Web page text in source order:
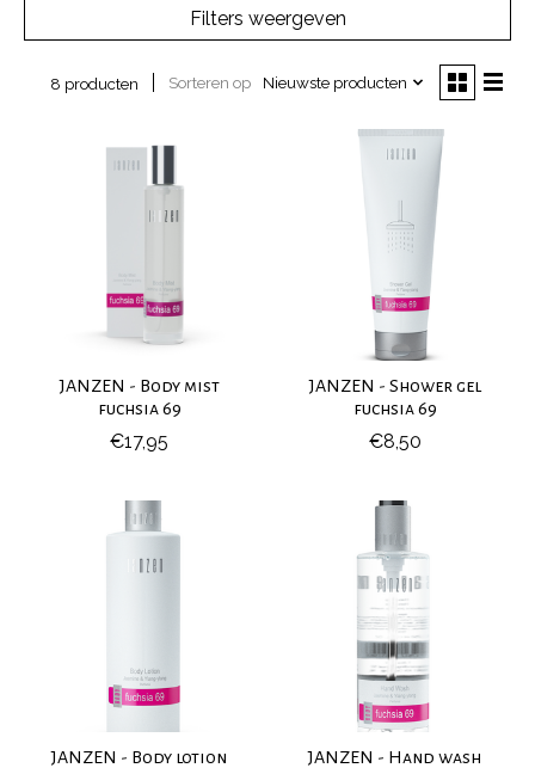
Filters weergeven
8 producten Sorteren op Nieuwste producten
JANZEN - Body mist
fuchsia 69
€17,95
JANZEN - Shower gel
fuchsia 69
€8,50
JANZEN - Body lotion
JANZEN - Hand wash